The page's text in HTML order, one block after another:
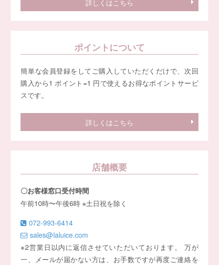
ポイントについて
簡単な会員登録をしてご購入していただくだけで、次回
購入から1 ポイント=1 円で使えるお得なポイントサービ
スです。
詳しくはこちら
店舗概要
〇お客様窓口受付時間
午前10時〜午後6時 ※土日祝を除く
072-993-6414
sales@laluice.com
※2営業日以内に返信させていただいております。 万が
一、メールが届かない方は、お手数ですが再度ご連絡を